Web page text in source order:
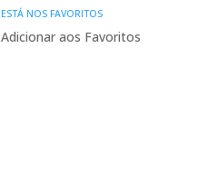
ORIGINAL
ERA:
É:
ESTÁ NOS FAVORITOS
Adicionar aos Favoritos